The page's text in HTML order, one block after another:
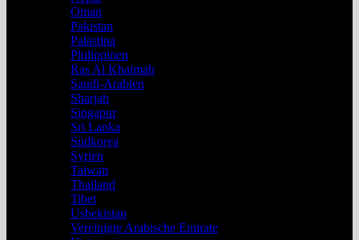
Oman
Pakistan
Palästina
Philippinen
Ras Al Khaimah
Saudi-Arabien
Sharjah
Singapur
Sri Lanka
Südkorea
Syrien
Taiwan
Thailand
Tibet
Usbekistan
Vereinigte Arabische Emirate